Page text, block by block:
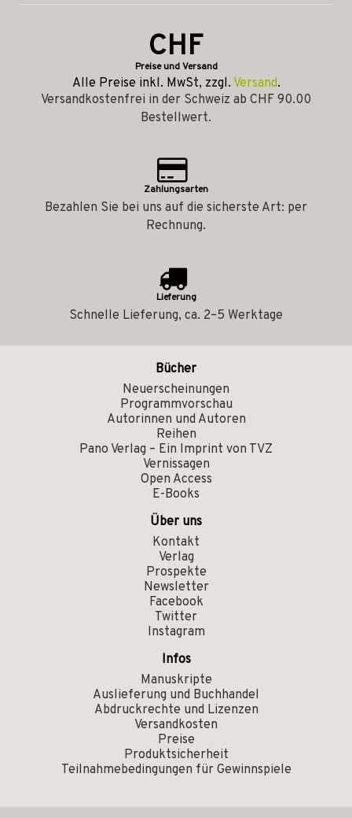
CHF
Preise und Versand
Alle Preise inkl. MwSt, zzgl. Versand.
Versandkostenfrei in der Schweiz ab CHF 90.00
Bestellwert.
Zahlungsarten
Bezahlen Sie bei uns auf die sicherste Art: per
Rechnung.
Lieferung
Schnelle Lieferung, ca. 2–5 Werktage
Bücher
Neuerscheinungen
Programmvorschau
Autorinnen und Autoren
Reihen
Pano Verlag – Ein Imprint von TVZ
Vernissagen
Open Access
E-Books
Über uns
Kontakt
Verlag
Prospekte
Newsletter
Facebook
Twitter
Instagram
Infos
Manuskripte
Auslieferung und Buchhandel
Abdruckrechte und Lizenzen
Versandkosten
Preise
Produktsicherheit
Teilnahmebedingungen für Gewinnspiele